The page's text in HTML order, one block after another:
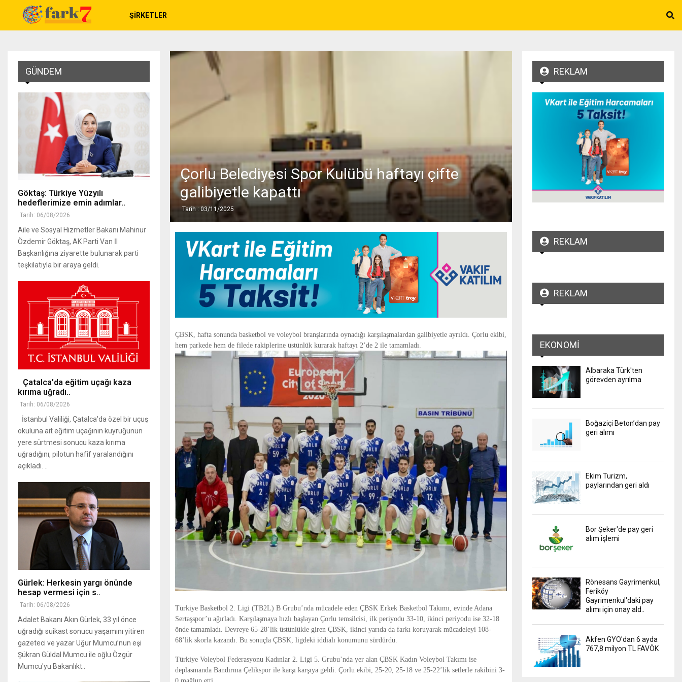
ŞIRKETLER
Çorlu Belediyesi Spor Kulübü haftayı çifte
galibiyetle kapattı
Tarih : 03/11/2025
ÇBSK, hafta sonunda basketbol ve voleybol branşlarında oynadığı karşılaşmalardan galibiyetle ayrıldı. Çorlu ekibi,
hem parkede hem de filede rakiplerine üstünlük kurarak haftayı 2’de 2 ile tamamladı.
Türkiye Basketbol 2. Ligi (TB2L) B Grubu’nda mücadele eden ÇBSK Erkek Basketbol Takımı, evinde Adana
Sertaşspor’u ağırladı. Karşılaşmaya hızlı başlayan Çorlu temsilcisi, ilk periyodu 33-10, ikinci periyodu ise 32-18
önde tamamladı. Devreye 65-28’lik üstünlükle giren ÇBSK, ikinci yarıda da farkı koruyarak mücadeleyi 108-
68’lik skorla kazandı. Bu sonuçla ÇBSK, ligdeki iddialı konumunu sürdürdü.
Türkiye Voleybol Federasyonu Kadınlar 2. Ligi 5. Grubu’nda yer alan ÇBSK Kadın Voleybol Takımı ise
deplasmanda Bandırma Çelikspor ile karşı karşıya geldi. Çorlu ekibi, 25-20, 25-18 ve 25-22’lik setlerle rakibini 3-
GÜNDEM
Göktaş: Türkiye Yüzyılı
hedeflerimize emin adımlar..
Tarih: 06/08/2026
Aile ve Sosyal Hizmetler Bakanı Mahinur
Özdemir Göktaş, AK Parti Van İl
Başkanlığına ziyarette bulunarak parti
teşkilatıyla bir araya geldi.
Çatalca'da eğitim uçağı kaza
kırıma uğradı..
Tarih: 06/08/2026
İstanbul Valiliği, Çatalca'da özel bir uçuş
okuluna ait eğitim uçağının kuyruğunun
yere sürtmesi sonucu kaza kırıma
uğradığını, pilotun hafif yaralandığını
açıkladı. ..
Gürlek: Herkesin yargı önünde
hesap vermesi için s..
Tarih: 06/08/2026
Adalet Bakanı Akın Gürlek, 33 yıl önce
uğradığı suikast sonucu yaşamını yitiren
gazeteci ve yazar Uğur Mumcu’nun eşi
Şükran Güldal Mumcu ile oğlu Özgür
Mumcu'yu Bakanlıkt..
REKLAM
REKLAM
REKLAM
EKONOMI
Albaraka Türk'ten
görevden ayrılma
Boğaziçi Beton’dan pay
geri alımı
Ekim Turizm,
paylarından geri aldı
Bor Şeker'de pay geri
alım işlemi
Rönesans Gayrimenkul,
Feriköy
Gayrimenkul'daki pay
alımı için onay ald..
Akfen GYO'dan 6 ayda
767,8 milyon TL FAVÖK